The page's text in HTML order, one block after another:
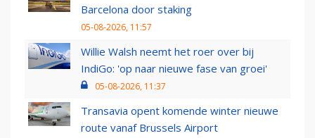
Barcelona door staking
05-08-2026, 11:57
Willie Walsh neemt het roer over bij
IndiGo: 'op naar nieuwe fase van groei'
05-08-2026, 11:37
Transavia opent komende winter nieuwe
route vanaf Brussels Airport